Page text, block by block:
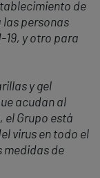
de
las personas
y otro para
y gel
acudan al
el Grupo está
virus en todo el
medidas de